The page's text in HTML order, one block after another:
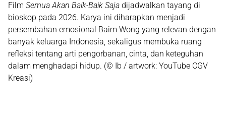
Film Semua Akan Baik-Baik Saja dijadwalkan tayang di
bioskop pada 2026. Karya ini diharapkan menjadi
persembahan emosional Baim Wong yang relevan dengan
banyak keluarga Indonesia, sekaligus membuka ruang
refleksi tentang arti pengorbanan, cinta, dan keteguhan
dalam menghadapi hidup. (© Ib / artwork: YouTube CGV
Kreasi)